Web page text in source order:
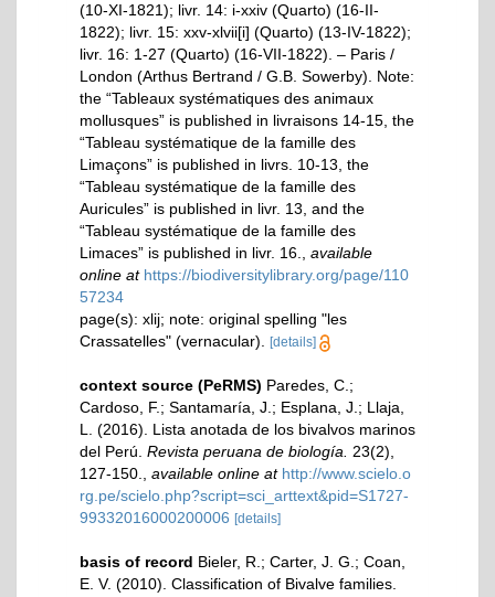
(10-XI-1821); livr. 14: i-xxiv (Quarto) (16-II-
1822); livr. 15: xxv-xlvii[i] (Quarto) (13-IV-1822);
livr. 16: 1-27 (Quarto) (16-VII-1822). – Paris /
London (Arthus Bertrand / G.B. Sowerby). Note:
the “Tableaux systématiques des animaux
mollusques” is published in livraisons 14-15, the
“Tableau systématique de la famille des
Limaçons” is published in livrs. 10-13, the
“Tableau systématique de la famille des
Auricules” is published in livr. 13, and the
“Tableau systématique de la famille des
Limaces” is published in livr. 16.
available
online at https://biodiversitylibrary.org/page/110
57234
page(s): xlij; note: original spelling "les
Crassatelles" (vernacular).
[details]
context source (PeRMS) Paredes, C.;
Cardoso, F.; Santamaría, J.; Esplana, J.; Llaja,
L. (2016). Lista anotada de los bivalvos marinos
del Perú. Revista peruana de biología.
23(2),
127-150.
available online at http://www.scielo.o
rg.pe/scielo.php?script=sci_arttext&pid=S1727-
99332016000200006 [details]
basis of record Bieler, R.; Carter, J. G.; Coan,
E. V. (2010). Classification of Bivalve families.